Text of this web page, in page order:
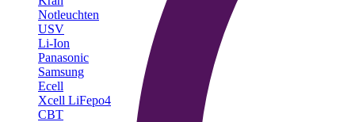
Notleuchten
USV
Li-Ion
Panasonic
Samsung
Ecell
Xcell LiFepo4
CBT